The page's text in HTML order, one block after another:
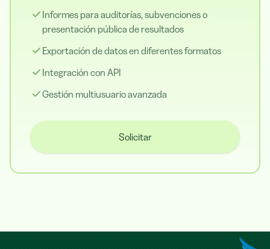
Informes para auditorías, subvenciones o
presentación pública de resultados
Exportación de datos en diferentes formatos
Integración con API
Gestión multiusuario avanzada
Solicitar